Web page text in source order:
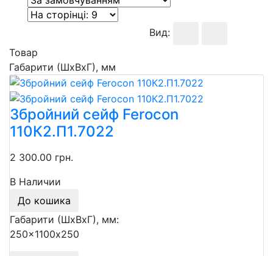
Вид:
Товар
Габарити (ШхВхГ), мм
Збройний сейф Ferocon
110К2.П1.7022
2 300.00 грн.
В Наличии
До кошика
Габарити (ШхВхГ), мм:
250x1100х250